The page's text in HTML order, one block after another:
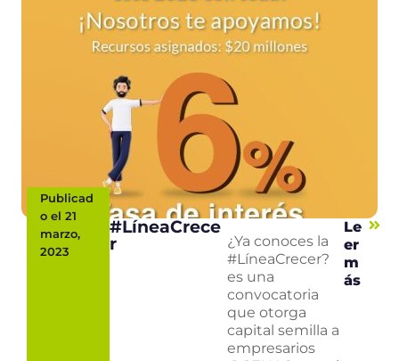
Publicad
o el 21
marzo,
2023
#LíneaCrece
r
¿Ya conoces la
#LíneaCrecer?
es una
convocatoria
que otorga
capital semilla a
empresarios
Le
er
m
ás